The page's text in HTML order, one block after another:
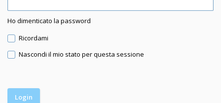
Ho dimenticato la password
Ricordami
Nascondi il mio stato per questa sessione